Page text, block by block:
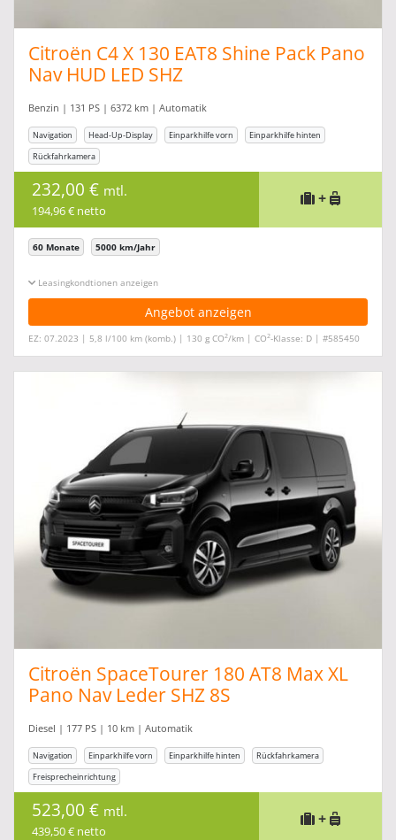
Citroën C4 X 130 EAT8 Shine Pack Pano
Nav HUD LED SHZ
Benzin | 131 PS | 6372 km | Automatik
Navigation Head-Up-Display Einparkhilfe vorn
Einparkhilfe hinten
Rückfahrkamera
232,00 € mtl.
194,96 € netto
+
60 Monate 5000 km/Jahr
Leasingkonditionen ein-/ausblenden
Angebot anzeigen
EZ: 07.2023 | 5,8 l/100 km (komb.) | 130 g CO2/km | CO2-Klasse: D | #585450
Citroën SpaceTourer 180 AT8 Max XL
Pano Nav Leder SHZ 8S
Diesel | 177 PS | 10 km | Automatik
Navigation Einparkhilfe vorn Einparkhilfe hinten
Rückfahrkamera
Freisprecheinrichtung
523,00 € mtl.
439,50 € netto
+